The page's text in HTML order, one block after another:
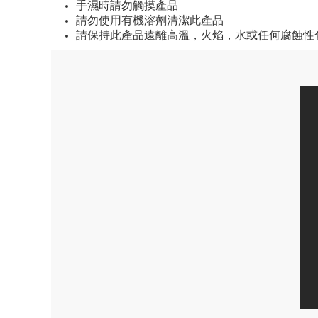
手濕時請勿觸摸產品
請勿使用有機溶劑清潔此產品
請保持此產品遠離高溫，火焰，水或任何腐蝕性